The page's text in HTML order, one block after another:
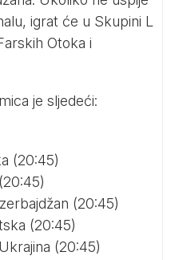
igrat će u Skupini L
Otoka i
je sljedeći:
(20:45)
(20:45)
(20:45)
(20:45)